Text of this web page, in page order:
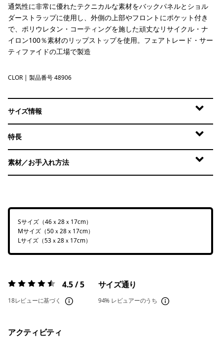
通気性に非常に優れたテクニカルな素材をバックパネルとショル
ダーストラップに使用し、外側の上部やフロントにポケット付き
で、ポリウレタン・コーティングを施した頑丈なリサイクル・ナ
イロン100％素材のリップストップを使用。フェアトレード・サー
ティファイドの工場で製造
Coal Orange
CLOR | 製品番号 48906
サイズ情報
特長
素材／お手入れ方法
Sサイズ（46ｘ28ｘ17cm）
Mサイズ（50ｘ28ｘ17cm）
Lサイズ（53ｘ28ｘ17cm）
評価:4.5 / 5 4.5 / 5
18レビューに基づく
サイズ通り
94% レビュアーのうち
アクティビティ